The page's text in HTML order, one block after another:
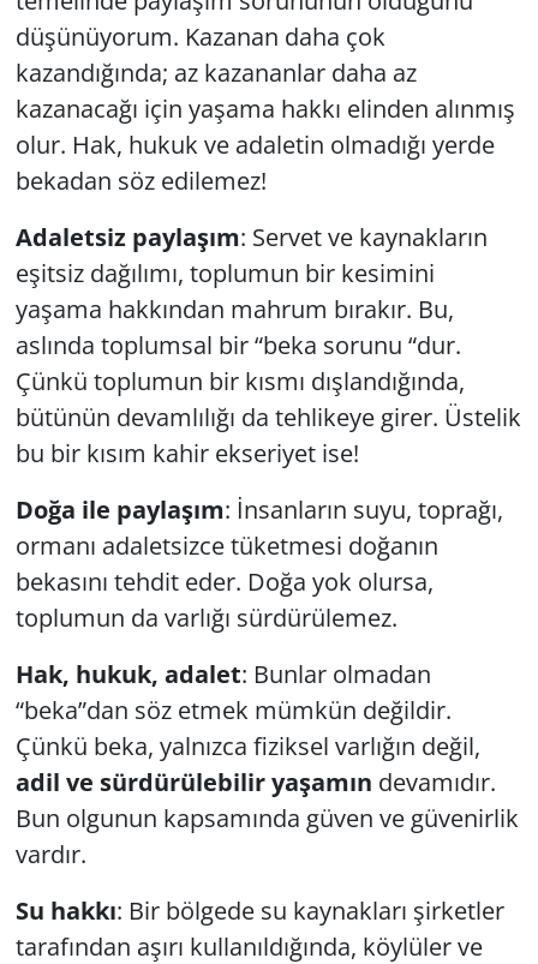
düşünüyorum. Kazanan daha çok
kazandığında; az kazananlar daha az
kazanacağı için yaşama hakkı elinden alınmış
olur. Hak, hukuk ve adaletin olmadığı yerde
bekadan söz edilemez!
Adaletsiz paylaşım: Servet ve kaynakların
eşitsiz dağılımı, toplumun bir kesimini
yaşama hakkından mahrum bırakır. Bu,
aslında toplumsal bir “beka sorunu “dur.
Çünkü toplumun bir kısmı dışlandığında,
bütünün devamlılığı da tehlikeye girer. Üstelik
bu bir kısım kahir ekseriyet ise!
Doğa ile paylaşım: İnsanların suyu, toprağı,
ormanı adaletsizce tüketmesi doğanın
bekasını tehdit eder. Doğa yok olursa,
toplumun da varlığı sürdürülemez.
Hak, hukuk, adalet: Bunlar olmadan
“beka”dan söz etmek mümkün değildir.
Çünkü beka, yalnızca fiziksel varlığın değil,
adil ve sürdürülebilir yaşamın devamıdır.
Bun olgunun kapsamında güven ve güvenirlik
vardır.
Su hakkı: Bir bölgede su kaynakları şirketler
tarafından aşırı kullanıldığında, köylüler ve